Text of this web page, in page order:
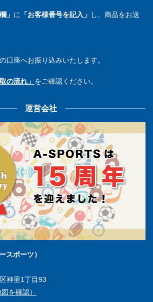
」 に 「お客様番号を記入」
し、商品をお送
口座へお振り込みいたします。
の流れ」 をご確認ください。
運営会社
スポーツ）
神里1丁目93
を確認）